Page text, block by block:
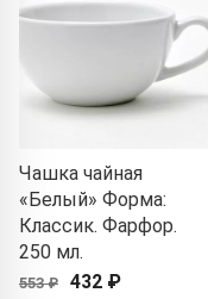
Чашка чайная
«Белый» Форма:
Классик. Фарфор.
250 мл.
553 ₽ 432 ₽